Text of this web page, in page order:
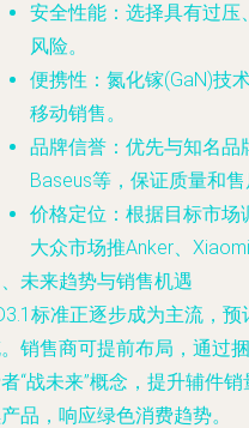
安全性能：选择具有过
风险。
便携性：氮化镓(GaN)技
移动销售。
品牌信誉：优先与知名品
Baseus等，保证质量和售
价格定位：根据目标市场
大众市场推Anker、Xiaomi
未来趋势与销售机遇
标准正逐步成为主流，
销售商可提前布局，通过
“战未来”概念，提升辅件
品，响应绿色消费趋势。